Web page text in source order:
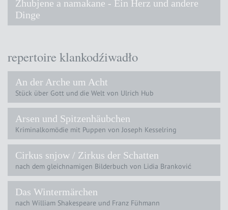
Zhubjene a namakane - Ein Herz und andere
Dinge
repertoire klankodźiwadło
An der Arche um Acht
Stück über Gott und die Welt von Ulrich Hub
Arsen und Spitzenhäubchen
Kriminalkomödie mit Puppen von Joseph Kesselring
Cirkus snjow / Zirkus der Schatten
nach dem gleichnamigen Bilderbuch von Lidia Branković
Das Wintermärchen
nach William Shakespeare und Franz Fühmann